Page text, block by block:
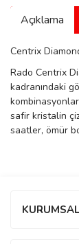
Açıklama
Centrix
Rado Centrix
kadranındaki
safir kristalin
saatler, ömür
KURUMSAL